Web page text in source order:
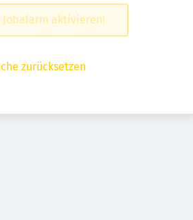
Jobalarm aktivieren!
zurücksetzen